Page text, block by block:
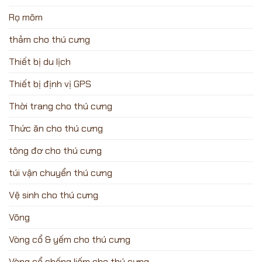
Rọ mõm
thảm cho thú cưng
Thiết bị du lịch
Thiết bị định vị GPS
Thời trang cho thú cưng
Thức ăn cho thú cưng
tông đơ cho thú cưng
túi vận chuyển thú cưng
Vệ sinh cho thú cưng
Võng
Vòng cổ & yếm cho thú cưng